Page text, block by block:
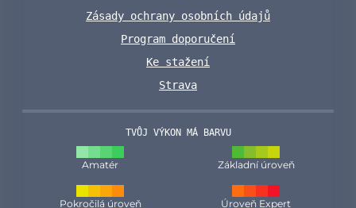
Zásady ochrany osobních údajů
Program doporučení
Ke stažení
Strava
TVŮJ VÝKON MÁ BARVU
Amatér Základní úroveň
Pokročilá úroveň Úroveň Expert